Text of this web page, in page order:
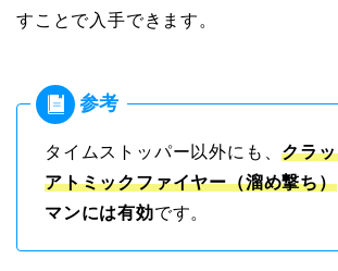
すことで入手できます。
タイムストッパー以外にも、クラ
アトミックファイヤー（溜め撃ち）
マンには有効です。